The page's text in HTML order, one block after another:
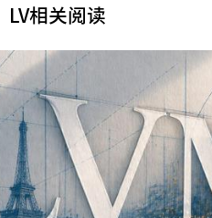
LV相关阅读